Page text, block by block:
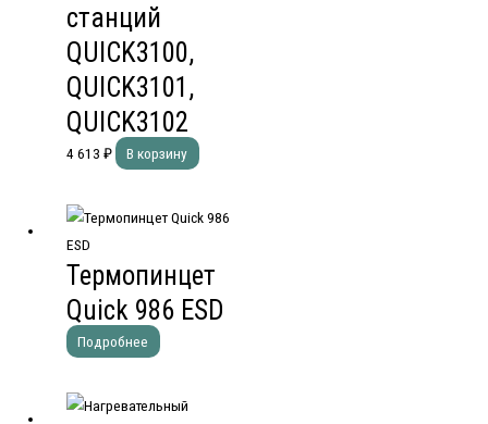
станций
QUICK3100,
QUICK3101,
QUICK3102
4 613₽ В корзину
Термопинцет
Quick 986 ESD
Подробнее